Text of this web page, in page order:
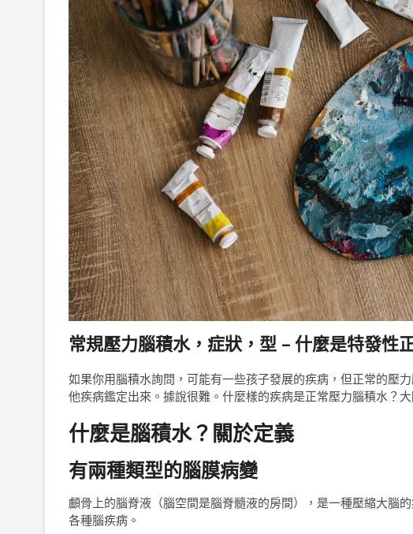
常規壓力腦積水，症狀，型 – 什麼是特發性
如果你用腦積水詢問，可能有一些孩子發展的疾病，但正常的壓
他疾病鑑定出來。據說很難。什麼樣的疾病是正常壓力腦積水？
什麼是腦積水？關於定義
有兩種類型的腦膜病變
顱骨上的腦脊液（腦空間是腦脊髓液的房間），是一種壓縮大腦
各種腦疾病。